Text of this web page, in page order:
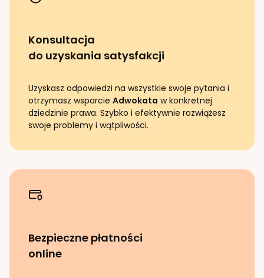
Konsultacja
do uzyskania satysfakcji
Uzyskasz odpowiedzi na wszystkie swoje pytania i
otrzymasz wsparcie Adwokata w konkretnej
dziedzinie prawa. Szybko i efektywnie rozwiążesz
swoje problemy i wątpliwości.
Bezpieczne płatności
online